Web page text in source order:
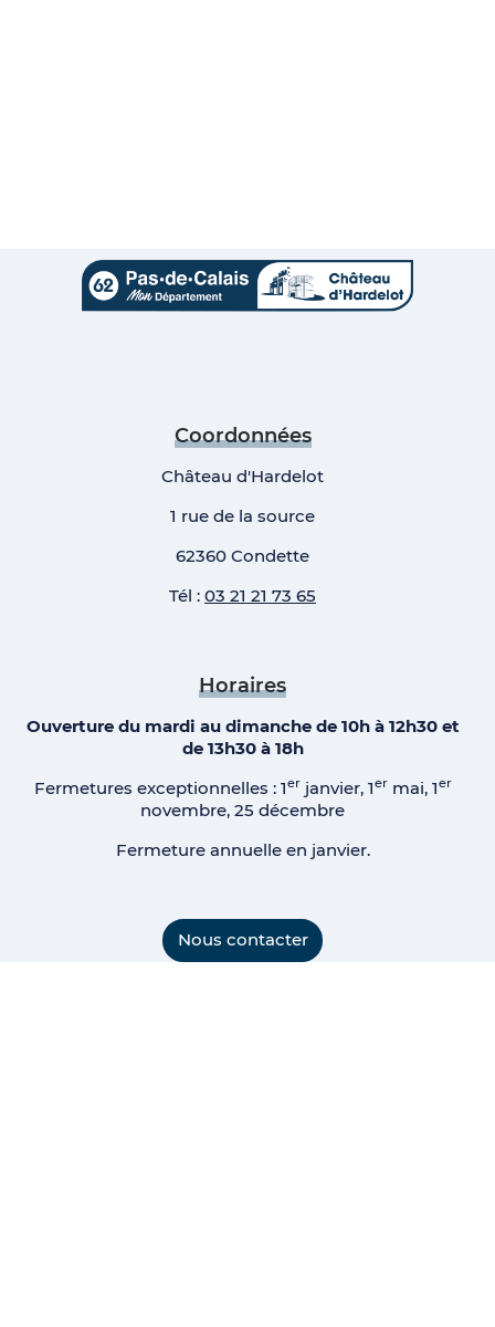
Coordonnées
Château d'Hardelot
1 rue de la source
62360 Condette
Tél :03 21 21 73 65
Horaires
Ouverture du mardi au dimanche de 10h à 12h30 et
de 13h30 à 18h
Fermetures exceptionnelles : 1erjanvier, 1ermai, 1er
novembre, 25 décembre
Fermeture annuelle en janvier.
Nous contacter